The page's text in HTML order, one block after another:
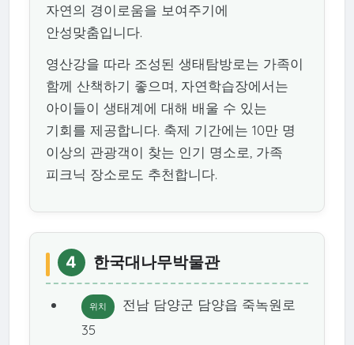
자연의 경이로움을 보여주기에
안성맞춤입니다.
영산강을 따라 조성된 생태탐방로는 가족이
함께 산책하기 좋으며, 자연학습장에서는
아이들이 생태계에 대해 배울 수 있는
기회를 제공합니다. 축제 기간에는 10만 명
이상의 관광객이 찾는 인기 명소로, 가족
피크닉 장소로도 추천합니다.
4 한국대나무박물관
위치
전남 담양군 담양읍 죽녹원로
35